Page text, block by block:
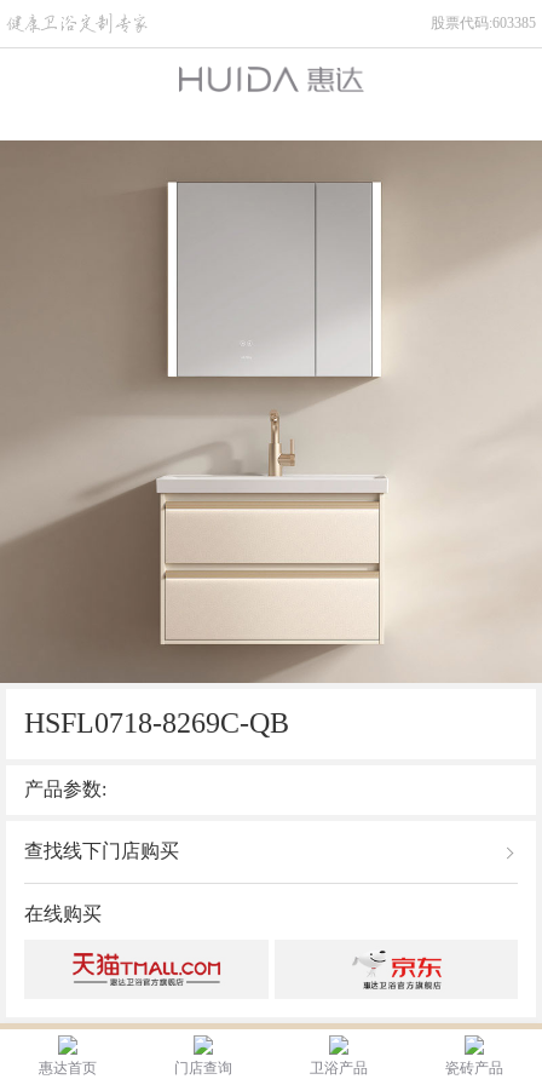
股票代码:603385
HSFL0718-8269C-QB
产品参数:
查找线下门店购买
在线购买
惠达首页 门店查询 卫浴产品 瓷砖产品